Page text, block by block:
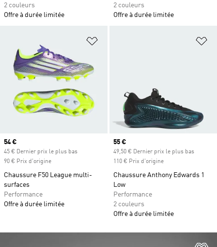
2 couleurs
Offre à durée limitée
2 couleurs
Offre à durée limitée
Ajouter à la Liste de produits
Prix actuel
54 €
45 € Dernier prix le plus bas
90 € Prix d'origine
Chaussure F50 League multi-
surfaces
Performance
Offre à durée limitée
Prix actuel
55 €
49,50 € Dernier prix le plus bas
110 € Prix d'origine
Chaussure Anthony Edwards 1
Low
Performance
2 couleurs
Offre à durée limitée